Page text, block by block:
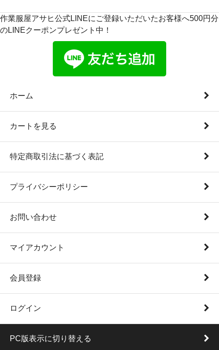
作業服屋アサヒ公式LINEにご登録いただいたお客様へ500円分
のLINEクーポンプレゼント中！
ホーム
カートを見る
特定商取引法に基づく表記
プライバシーポリシー
お問い合わせ
マイアカウント
会員登録
ログイン
PC版表示に切り替える